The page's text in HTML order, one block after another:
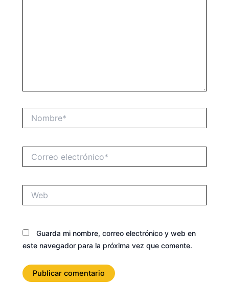
electrónico*
Guarda mi nombre, correo electrónico y web en
este navegador para la próxima vez que comente.